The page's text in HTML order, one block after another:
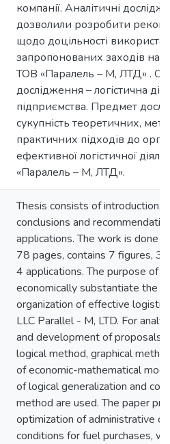
компанії. Аналітичні
дозволили розробити
щодо доцільності
запропонованих заходів на
ТОВ «Паралель – М, ЛТД» .
дослідження – логістична
підприємства. Предмет
сукупність теоретичних,
практичних підходів до
ефективної логістичної
«Паралель – М, ЛТД».
Thesis consists of introduction,
conclusions and
applications. The work is done
78 pages, contains 7 figures,
4 applications. The purpose of
economically substantiate the
organization of effective logistic
LLC Parallel - M, LTD. For
and development of proposals
logical method, graphical
of economic-mathematical
of logical generalization and
method are used. The paper
optimization of administrative
conditions for fuel purchases,